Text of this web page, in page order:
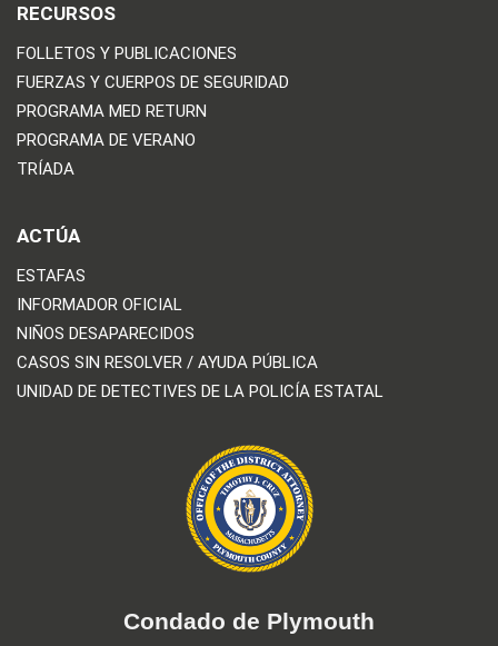
RECURSOS
FOLLETOS Y PUBLICACIONES
FUERZAS Y CUERPOS DE SEGURIDAD
PROGRAMA MED RETURN
PROGRAMA DE VERANO
TRÍADA
ACTÚA
ESTAFAS
INFORMADOR OFICIAL
NIÑOS DESAPARECIDOS
CASOS SIN RESOLVER / AYUDA PÚBLICA
UNIDAD DE DETECTIVES DE LA POLICÍA ESTATAL
Condado de Plymouth